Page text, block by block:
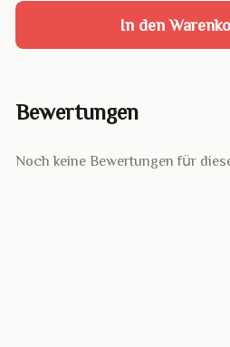
In den
Bewertungen
Noch keine Bewertungen für